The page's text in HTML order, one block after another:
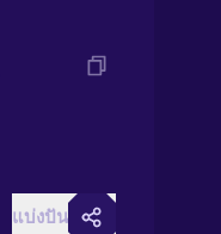
แบ่งปัน